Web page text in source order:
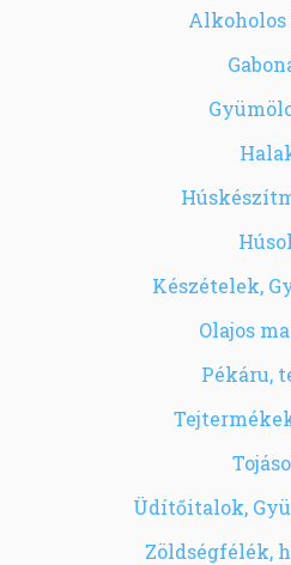
Készételek,
Olajos
Pékáru,
Üdítőitalok,
Zöldségfélék,